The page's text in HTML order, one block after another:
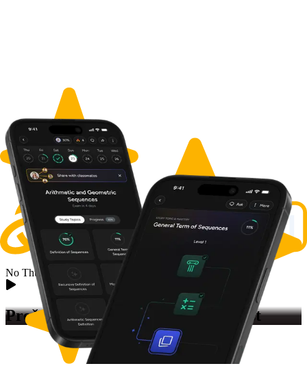
No Thumbnail Available
Prečo sme vytvoriliPrípravu na test